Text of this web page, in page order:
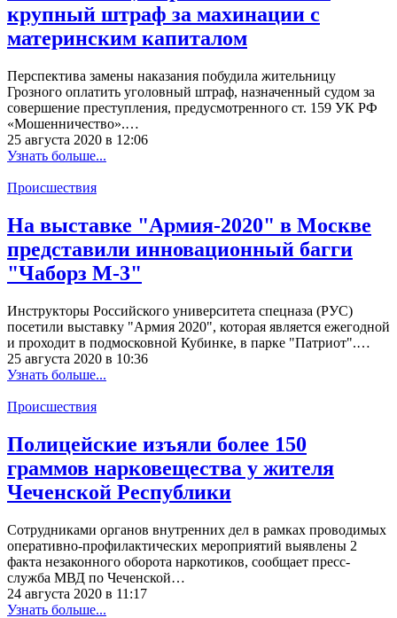
крупный штраф за махинации с
материнским капиталом
Перспектива замены наказания побудила жительницу
Грозного оплатить уголовный штраф, назначенный судом за
совершение преступления, предусмотренного ст. 159 УК РФ
«Мошенничество».…
25 августа 2020 в 12:06
Узнать больше...
Происшествия
На выставке "Армия-2020" в Москве
представили инновационный багги
"Чаборз М-3"
Инструкторы Российского университета спецназа (РУС)
посетили выставку "Армия 2020", которая является ежегодной
и проходит в подмосковной Кубинке, в парке "Патриот".…
25 августа 2020 в 10:36
Узнать больше...
Происшествия
Полицейские изъяли более 150
граммов нарковещества у жителя
Чеченской Республики
Сотрудниками органов внутренних дел в рамках проводимых
оперативно-профилактических мероприятий выявлены 2
факта незаконного оборота наркотиков, сообщает пресс-
служба МВД по Чеченской…
24 августа 2020 в 11:17
Узнать больше...